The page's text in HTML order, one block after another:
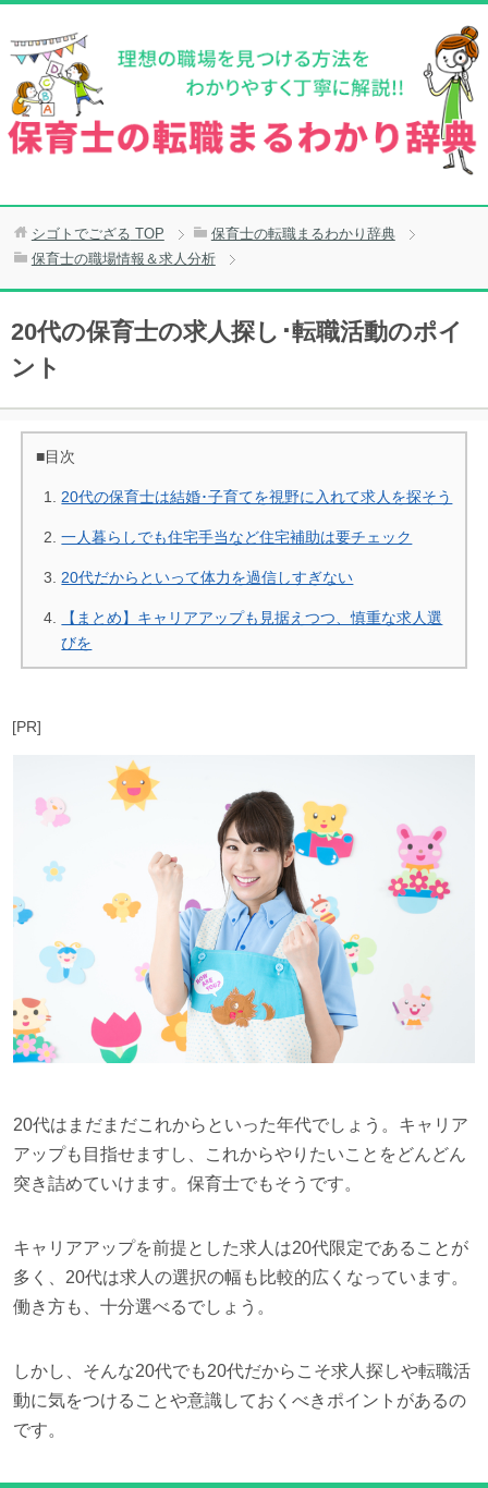
シゴトでござる TOP
保育士の転職まるわかり辞典
保育士の職場情報＆求人分析
20代の保育士の求人探し･転職活動のポイ
ント
■目次
20代の保育士は結婚･子育てを視野に入れて求人を探そう
一人暮らしでも住宅手当など住宅補助は要チェック
20代だからといって体力を過信しすぎない
【まとめ】キャリアアップも見据えつつ、慎重な求人選
びを
[PR]
20代はまだまだこれからといった年代でしょう。キャリア
アップも目指せますし、これからやりたいことをどんどん
突き詰めていけます。保育士でもそうです。
キャリアアップを前提とした求人は20代限定であることが
多く、20代は求人の選択の幅も比較的広くなっています。
働き方も、十分選べるでしょう。
しかし、そんな20代でも20代だからこそ求人探しや転職活
動に気をつけることや意識しておくべきポイントがあるの
です。